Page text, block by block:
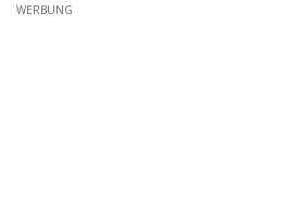
WERBUNG